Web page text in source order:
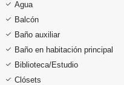
Agua
Balcón
Baño auxiliar
Baño en habitación principal
Biblioteca/Estudio
Clósets